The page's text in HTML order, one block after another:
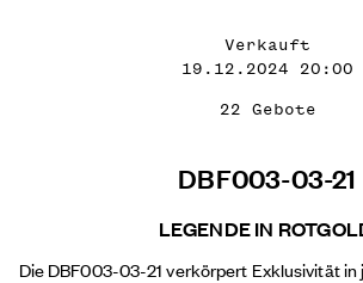
Verkauft
19.12.2024 20:00
22 Gebote
DBF003-03-21
LEGENDE IN
Die DBF003-03-21 verkörpert Exklusivität in